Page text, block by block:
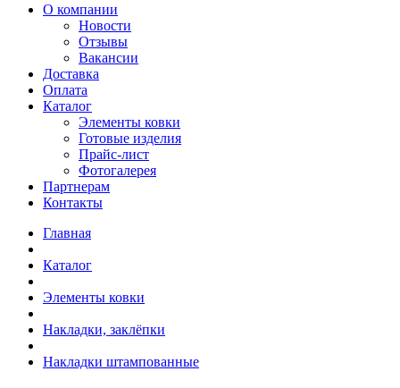
О компании
Новости
Отзывы
Вакансии
Доставка
Оплата
Каталог
Элементы ковки
Готовые изделия
Прайс-лист
Фотогалерея
Партнерам
Контакты
Главная
Каталог
Элементы ковки
Накладки, заклёпки
Накладки штампованные